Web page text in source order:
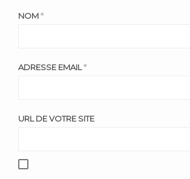
NOM*
ADRESSE EMAIL*
URL DE VOTRE SITE